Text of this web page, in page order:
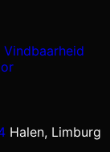
Vindbaarheid
Halen, Limburg